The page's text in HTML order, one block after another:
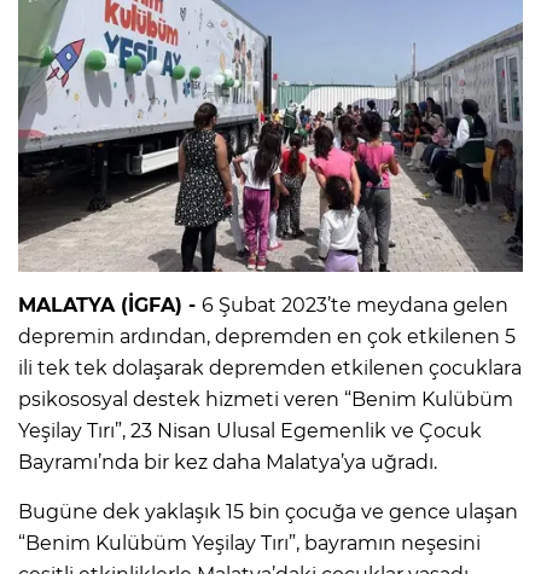
MALATYA (İGFA) - 6 Şubat 2023’te meydana gelen
depremin ardından, depremden en çok etkilenen 5
ili tek tek dolaşarak depremden etkilenen çocuklara
psikososyal destek hizmeti veren “Benim Kulübüm
Yeşilay Tırı”, 23 Nisan Ulusal Egemenlik ve Çocuk
Bayramı’nda bir kez daha Malatya’ya uğradı.
Bugüne dek yaklaşık 15 bin çocuğa ve gence ulaşan
“Benim Kulübüm Yeşilay Tırı”, bayramın neşesini